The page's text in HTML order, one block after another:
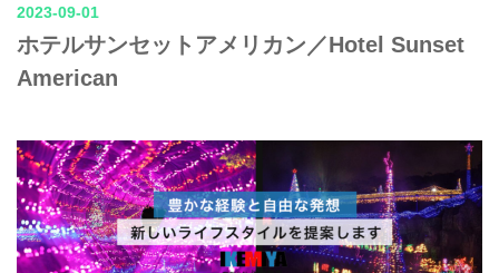
2023-09-01
ホテルサンセットアメリカン／Hotel Sunset
American